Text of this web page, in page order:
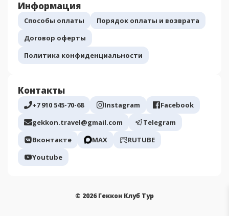
Информация
Способы оплаты
Порядок оплаты и возврата
Договор оферты
Политика конфиденциальности
Контакты
+7 910 545-70-68 Instagram
Facebook
gekkon.travel@gmail.com
Telegram
Вконтакте
МАХ
RUTUBE
Youtube
© 2026 Геккон Клуб Тур